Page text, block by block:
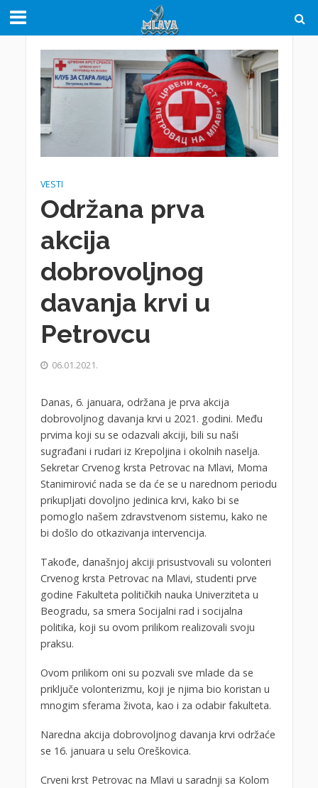
VESTI
Održana prva
akcija
dobrovoljnog
davanja krvi u
Petrovcu
06.01.2021.
Danas, 6. januara, održana je prva akcija
dobrovoljnog davanja krvi u 2021. godini. Među
prvima koji su se odazvali akciji, bili su naši
sugrađani i rudari iz Krepoljina i okolnih naselja.
Sekretar Crvenog krsta Petrovac na Mlavi, Moma
Stanimirović nada se da će se u narednom periodu
prikupljati dovoljno jedinica krvi, kako bi se
pomoglo našem zdravstvenom sistemu, kako ne
bi došlo do otkazivanja intervencija.
Takođe, današnjoj akciji prisustvovali su volonteri
Crvenog krsta Petrovac na Mlavi, studenti prve
godine Fakulteta političkih nauka Univerziteta u
Beogradu, sa smera Socijalni rad i socijalna
politika, koji su ovom prilikom realizovali svoju
praksu.
Ovom prilikom oni su pozvali sve mlade da se
priključe volonterizmu, koji je njima bio koristan u
mnogim sferama života, kao i za odabir fakulteta.
Naredna akcija dobrovoljnog davanja krvi održaće
se 16. januara u selu Oreškovica.
Crveni krst Petrovac na Mlavi u saradnji sa Kolom